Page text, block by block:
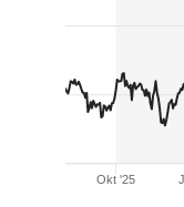
Okt '25